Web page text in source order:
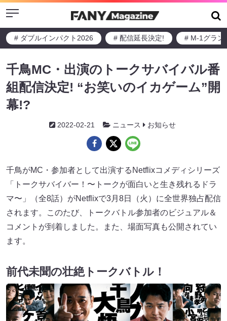
Menu
# ダブルインパクト2026 # 配信延長決定! # M-1グラン
千鳥MC・出演のトークサバイバル番
組配信決定! “お笑いのイカゲーム”開
幕!?
2022-02-21 ニュース お知らせ
千鳥がMC・参加者として出演するNetflixコメディシリーズ
「トークサバイバー！〜トークが面白いと生き残れるドラ
マ〜」（全8話）がNetflixで3月8日（火）に全世界独占配信
されます。このたび、トークバトル参加者のビジュアル＆
コメントが到着しました。また、場面写真も公開されてい
ます。
前代未聞の壮絶トークバトル！